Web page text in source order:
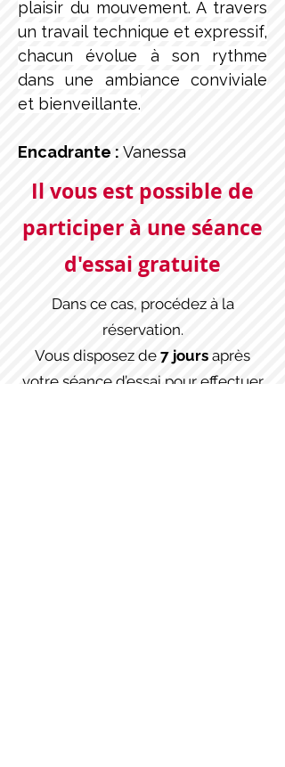
plaisir du mouvement. À travers
un travail technique et expressif,
chacun évolue à son rythme
dans une ambiance conviviale
et bienveillante.
Encadrante : Vanessa
Il vous est possible de
participer à une séance
d'essai gratuite
Dans ce cas, procédez à la
réservation.
Vous disposez de 7 jours après
votre séance d’essai pour effectuer